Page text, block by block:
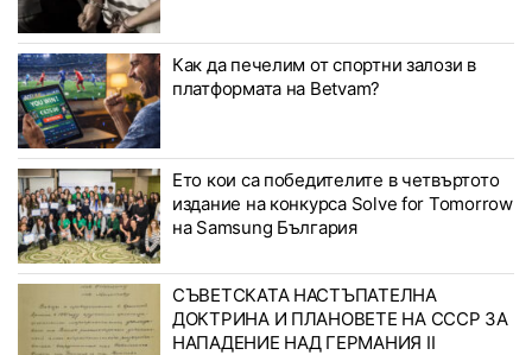
Как да печелим от спортни залози в
платформата на Betvam?
Ето кои са победителите в четвъртото
издание на конкурса Solve for Tomorrow
на Samsung България
СЪВЕТСКАТА НАСТЪПАТЕЛНА
ДОКТРИНА И ПЛАНОВЕТЕ НА СССР ЗА
НАПАДЕНИЕ НАД ГЕРМАНИЯ II